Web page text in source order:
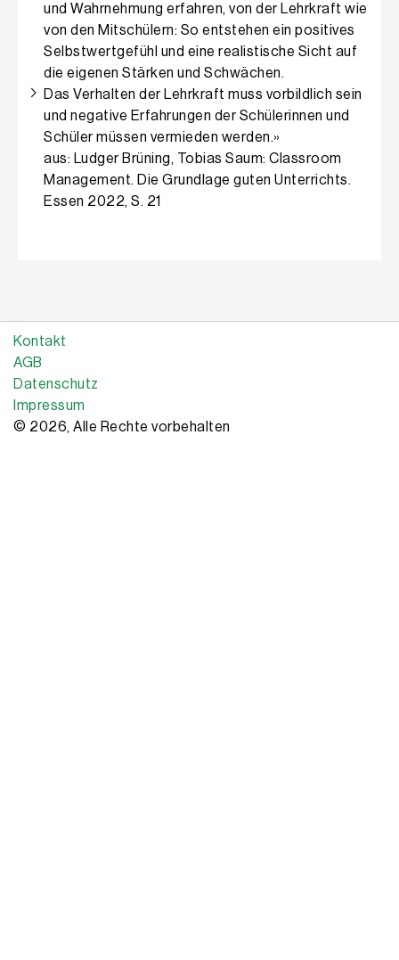
Diesem Stufenmodell liegt die Idee zugrunde, dass
eine höhere Stufe in der Regel erst möglich wird,
wenn die darunterliegenden Stufen verwirklicht sind.
Wer mit seinen Schülerinnen und Schülern
anspruchsvolle Lernprozesse der Stufe 3 und 4
realisieren möchte, der muss eine weitgehend
störungsfreie Arbeitsatmosphäre gewährleisten
können. Das bedeutet, dass ein positives Lernklima,
pädagogische Strukturen und eine effiziente
Klassenführung die notwendigen Voraussetzungen
und Wahrnehmung erfahren, von der Lehrkraft wie
von den Mitschülern: So entstehen ein positives
Selbstwertgefühl und eine realistische Sicht auf
die eigenen Stärken und Schwächen.
Das Verhalten der Lehrkraft muss vorbildlich sein
und negative Erfahrungen der Schülerinnen und
Schüler müssen vermieden werden.»
aus: Ludger Brüning, Tobias Saum: Classroom
Management. Die Grundlage guten Unterrichts.
Essen 2022, S. 21
© 2026, Alle Rechte vorbehalten
Impressum
Datenschutz
AGB
Kontakt